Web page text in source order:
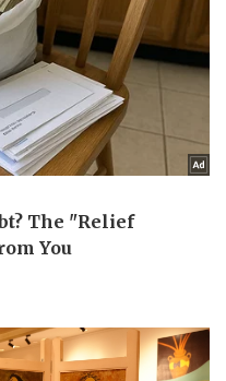
Chuyển đổi số